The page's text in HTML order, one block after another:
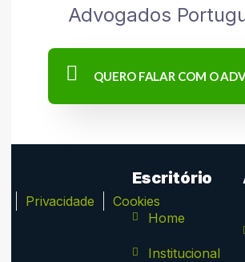
Advogados
QUERO FALAR COM O
Privacidade Cookies
Escritório
Home
Institucional